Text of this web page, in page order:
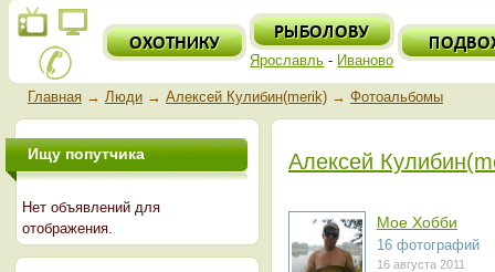
Ярославль - Иваново
Главная→ Люди→ Алексей Кулибин(merik)→ Фотоальбомы
Алексей
Мое Хобби
16 фотографий
16 августа 2011
Ищу попутчика
Нет объявлений для
отображения.